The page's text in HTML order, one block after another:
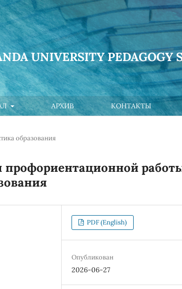
UNIVERSITY PEDAGOGY
АРХИВ КОНТАКТЫ
образования
PDF (English)
Опубликован
2026-06-27